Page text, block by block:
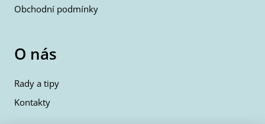
Obchodní podmínky
O nás
Rady a tipy
Kontakty